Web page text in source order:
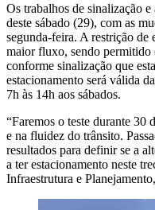
Os trabalhos de sinalização
deste sábado (29), com as
segunda-feira. A restrição de
maior fluxo, sendo permitido
conforme sinalização que
estacionamento será válida
7h às 14h aos sábados.
“Faremos o teste durante 30
e na fluidez do trânsito.
resultados para definir se a
a ter estacionamento neste
Infraestrutura e